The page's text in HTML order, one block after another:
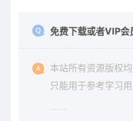
免费下载或者VIP会
本站所有资源版权
只能用于参考学习